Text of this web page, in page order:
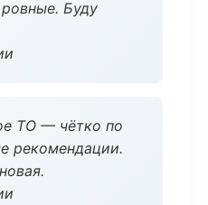
Буду
ТО — чётко по
рекомендации.